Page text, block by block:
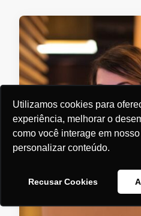
Utilizamos cookies para
experiência, melhorar o
como você interage em
personalizar conteúdo.
Recusar Cookies